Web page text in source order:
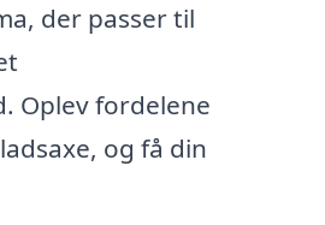
der passer til
Oplev fordelene
og få din